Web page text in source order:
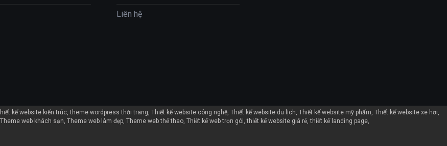
Liên hệ
kế website kiến trúc theme wordpress thời trang Thiết kế website công nghệ Thiết kế website du lịch Thiết kế website mỹ phẩm Thiết kế website xe hơi
Theme web khách sạn Theme web làm đẹp Theme web thể thao Thiết kế web trọn gói thiết kế website giá rẻ thiết kế landing page